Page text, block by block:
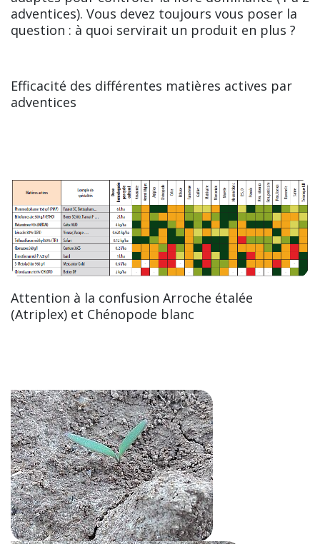
adventices). Vous devez toujours vous poser la
question : à quoi servirait un produit en plus ?
Efficacité des différentes matières actives par
adventices
Attention à la confusion Arroche étalée
(Atriplex) et Chénopode blanc